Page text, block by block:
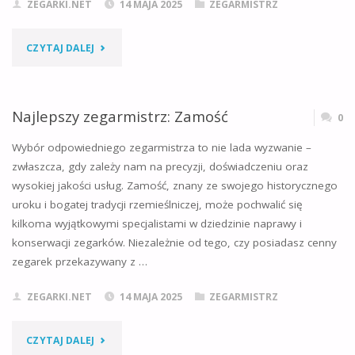
ZEGARKI.NET 14 MAJA 2025 ZEGARMISTRZ
CZYTAJ DALEJ "NAJLEPSZY
WADOWICE"
Najlepszy zegarmistrz: Zamość 0
Wybór odpowiedniego zegarmistrza to nie lada wyzwanie –
zwłaszcza, gdy zależy nam na precyzji, doświadczeniu oraz
wysokiej jakości usług. Zamość, znany ze swojego historycznego
uroku i bogatej tradycji rzemieślniczej, może pochwalić się
kilkoma wyjątkowymi specjalistami w dziedzinie naprawy i
konserwacji zegarków. Niezależnie od tego, czy posiadasz cenny
zegarek przekazywany z …
ZEGARKI.NET 14 MAJA 2025 ZEGARMISTRZ
CZYTAJ DALEJ "NAJLEPSZY